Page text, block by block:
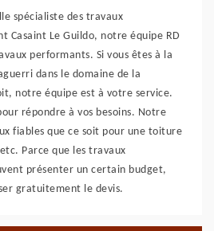
spécialiste des travaux
Casaint Le Guildo, notre équipe RD
performants. Si vous êtes à la
dans le domaine de la
notre équipe est à votre service.
répondre à vos besoins. Notre
fiables que ce soit pour une toiture
Parce que les travaux
présenter un certain budget,
gratuitement le devis.